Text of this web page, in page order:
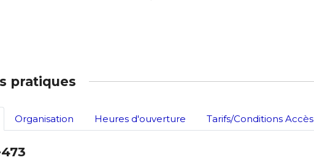
pratiques
Organisation Heures d'ouverture Tarifs/Conditions Accès